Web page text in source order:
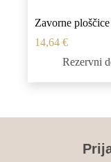
Zavorne
14,64 €
Rezervni